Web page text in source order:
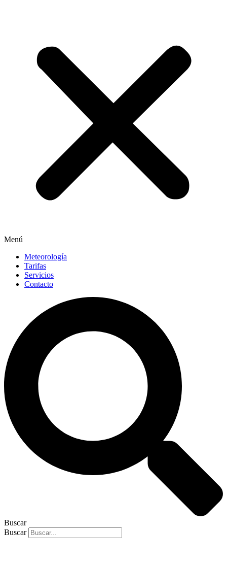
Menú
Meteorología
Tarifas
Servicios
Contacto
Buscar
Buscar